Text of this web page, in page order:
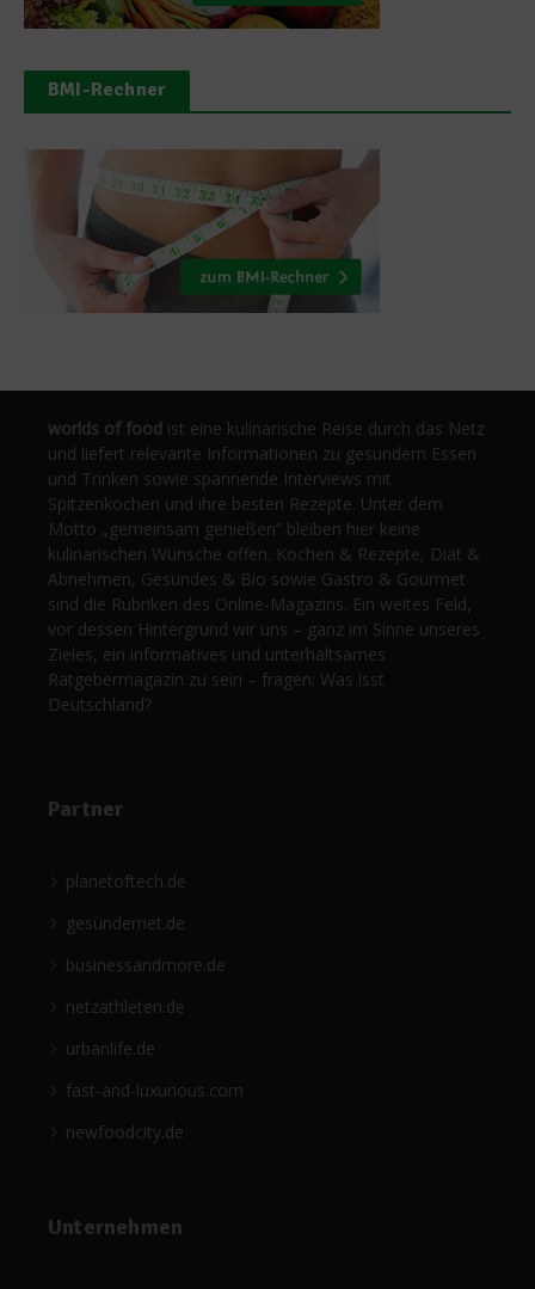
BMI-Rechner
worlds of food ist eine kulinarische Reise durch das Netz
und liefert relevante Informationen zu gesundem Essen
und Trinken sowie spannende Interviews mit
Spitzenköchen und ihre besten Rezepte. Unter dem
Motto „gemeinsam genießen“ bleiben hier keine
kulinarischen Wünsche offen. Kochen & Rezepte, Diät &
Abnehmen, Gesundes & Bio sowie Gastro & Gourmet
sind die Rubriken des Online-Magazins. Ein weites Feld,
vor dessen Hintergrund wir uns – ganz im Sinne unseres
Zieles, ein informatives und unterhaltsames
Ratgebermagazin zu sein – fragen: Was isst
Deutschland?
Partner
planetoftech.de
gesündernet.de
businessandmore.de
netzathleten.de
urbanlife.de
fast-and-luxurious.com
newfoodcity.de
Unternehmen